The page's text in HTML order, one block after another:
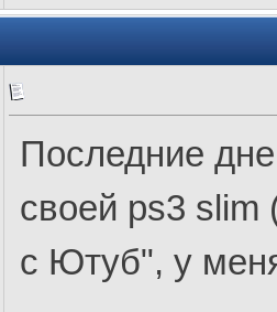
Последние
своей ps3 slim
с Ютуб", у